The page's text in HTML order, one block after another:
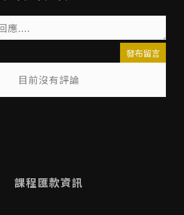
發布留言
目前沒有評論
課程匯款資訊